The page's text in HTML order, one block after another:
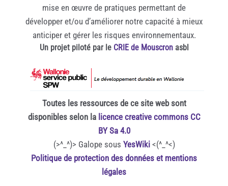
mise en œuvre de pratiques permettant de
développer et/ou d’améliorer notre capacité à mieux
anticiper et gérer les risques environnementaux.
Un projet piloté par le CRIE de Mouscronasbl
Toutes les ressources de ce site web sont
disponibles selon la licence creative commons CC
BY Sa 4.0
(>^_^)> Galope sous YesWiki<(^_^<)
Politique de protection des données et mentions
légales